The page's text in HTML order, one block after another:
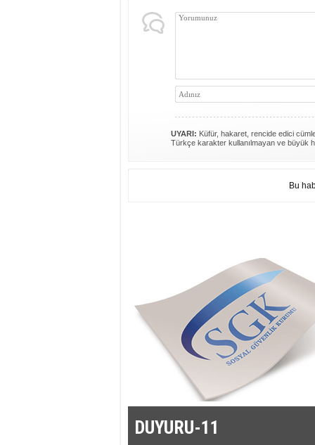
UYARI: Küfür, hakaret, rencide edici
Türkçe karakter kullanılmayan ve büyük
Bu
DUYURU-11